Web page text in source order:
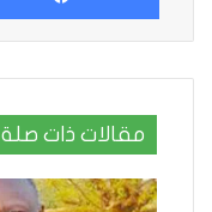
مقالات ذات صلة